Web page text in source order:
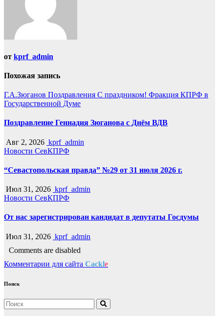
от kprf_admin
Похожая запись
Г.А.Зюганов Поздравления С праздником! Фракция КПРФ в
Государственной Думе
Поздравление Геннадия Зюганова с Днём ВДВ
Авг 2, 2026 kprf_admin
Новости СевКПРФ
“Севастопольская правда” №29 от 31 июля 2026 г.
Июл 31, 2026 kprf_admin
Новости СевКПРФ
От нас зарегистрирован кандидат в депутаты Госдумы
Июл 31, 2026 kprf_admin
Comments are disabled
Комментарии для сайта Cackle
Поиск